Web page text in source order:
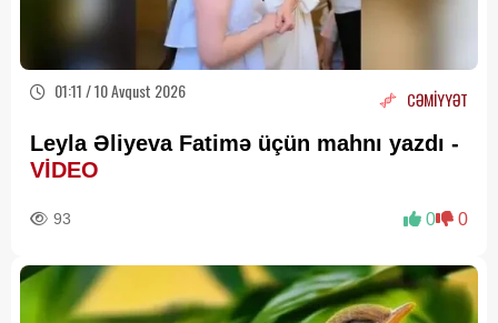
01:11 / 10 Avqust 2026 CƏMİYYƏT
Leyla Əliyeva Fatimə üçün mahnı yazdı -
VİDEO
93 0 0